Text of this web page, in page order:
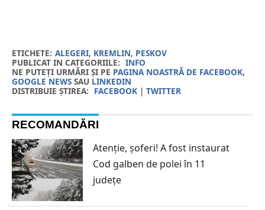
ETICHETE: ALEGERI, KREMLIN, PESKOV
PUBLICAT IN CATEGORIILE: INFO
NE PUTEȚI URMĂRI ȘI PE PAGINA NOASTRĂ DE FACEBOOK,
GOOGLE NEWSSAU LINKEDIN
DISTRIBUIE ȘTIREA: FACEBOOK| TWITTER
RECOMANDĂRI
Atenție, șoferi! A fost instaurat
Cod galben de polei în 11
județe